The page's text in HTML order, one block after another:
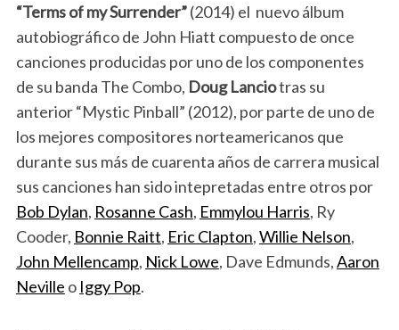
“Terms of my Surrender”(2014) el nuevo álbum
autobiográfico de John Hiatt compuesto de once
canciones producidas por uno de los componentes
de su banda The Combo, Doug Lanciotras su
anterior “Mystic Pinball” (2012), por parte de uno de
los mejores compositores norteamericanos que
durante sus más de cuarenta años de carrera musical
sus canciones han sido intepretadas entre otros por
Bob Dylan, Rosanne Cash, Emmylou Harris, Ry
Cooder, Bonnie Raitt, Eric Clapton,Willie Nelson,
John Mellencamp, Nick Lowe, Dave Edmunds,Aaron
Neville o Iggy Pop.